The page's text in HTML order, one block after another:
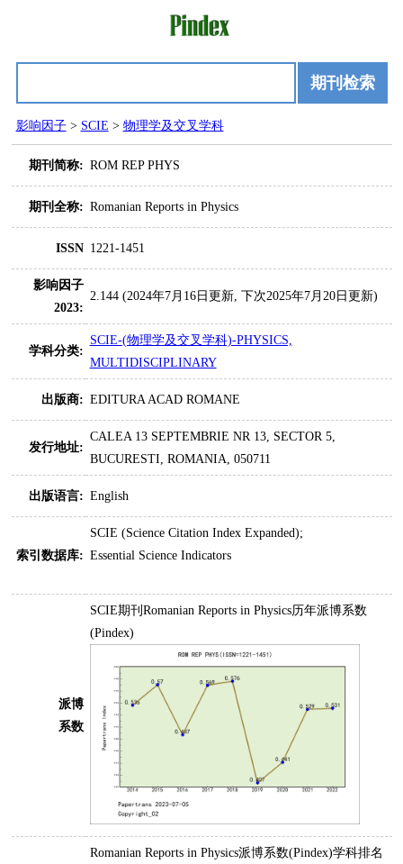
期刊检索
影响因子> SCIE > 物理学及交叉学科
期刊简称: ROM REP PHYS
期刊全称: Romanian Reports in Physics
ISSN 1221-1451
影响因子
2023:
2.144 (2024年7月16日更新, 下次2025年7月20日更新)
学科分类:
SCIE-(物理学及交叉学科)-PHYSICS,
MULTIDISCIPLINARY
出版商: EDITURA ACAD ROMANE
发行地址:
CALEA 13 SEPTEMBRIE NR 13, SECTOR 5,
BUCURESTI, ROMANIA, 050711
出版语言: English
索引数据库:
SCIE (Science Citation Index Expanded);
Essential Science Indicators
派博
系数
SCIE期刊Romanian Reports in Physics历年派博系数
(Pindex)
Romanian Reports in Physics派博系数(Pindex)学科排名